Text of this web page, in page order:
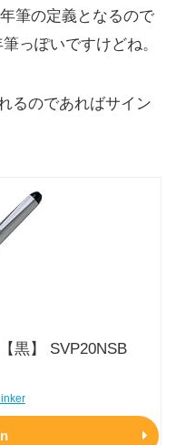
筆の定義となるので
っぽいですけどね。
るのであればサイン
黒】 SVP20NSB